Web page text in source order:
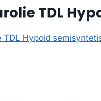
TDL
Hypoid